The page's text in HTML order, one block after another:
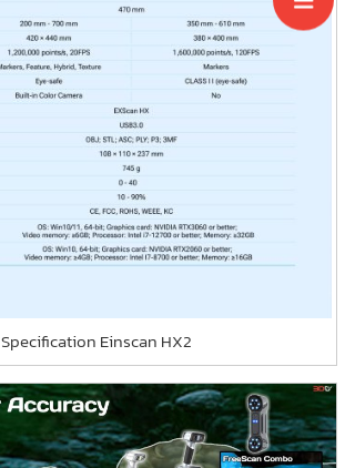
Specification Einscan HX2